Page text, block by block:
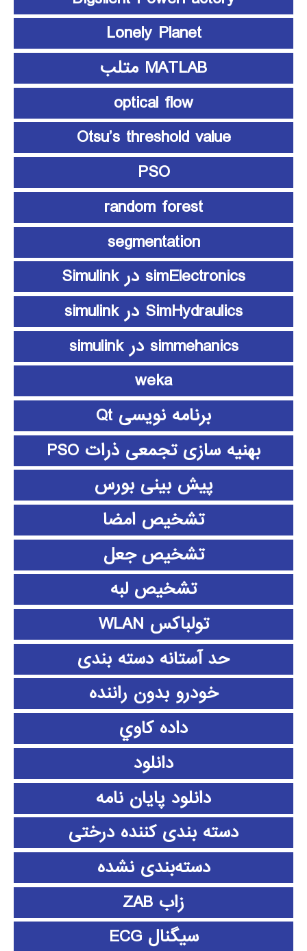
Lonely Planet
MATLAB متلب
optical flow
Otsu’s threshold value
PSO
random forest
segmentation
simElectronics در Simulink
SimHydraulics در simulink
simmehanics در simulink
weka
برنامه نویسی Qt
بهنیه سازی تجمعی ذرات PSO
پیش بینی بورس
تشخیص امضا
تشخیص جعل
تشخیص لبه
تولباکس WLAN
حد آستانه دسته بندی
خودرو بدون راننده
داده كاوي
دانلود
دانلود پايان نامه
دسته بندی کننده درختی
دسته‌بندی نشده
زاب ZAB
سیگنال ECG